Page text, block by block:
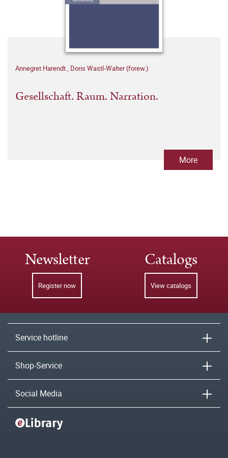
Annegret Harendt, Doris Wastl-Walter (forew.)
Gesellschaft. Raum. Narration.
More
Newsletter
Register now
Catalogs
View catalogs
Service hotline
Shop-Service
Social Media